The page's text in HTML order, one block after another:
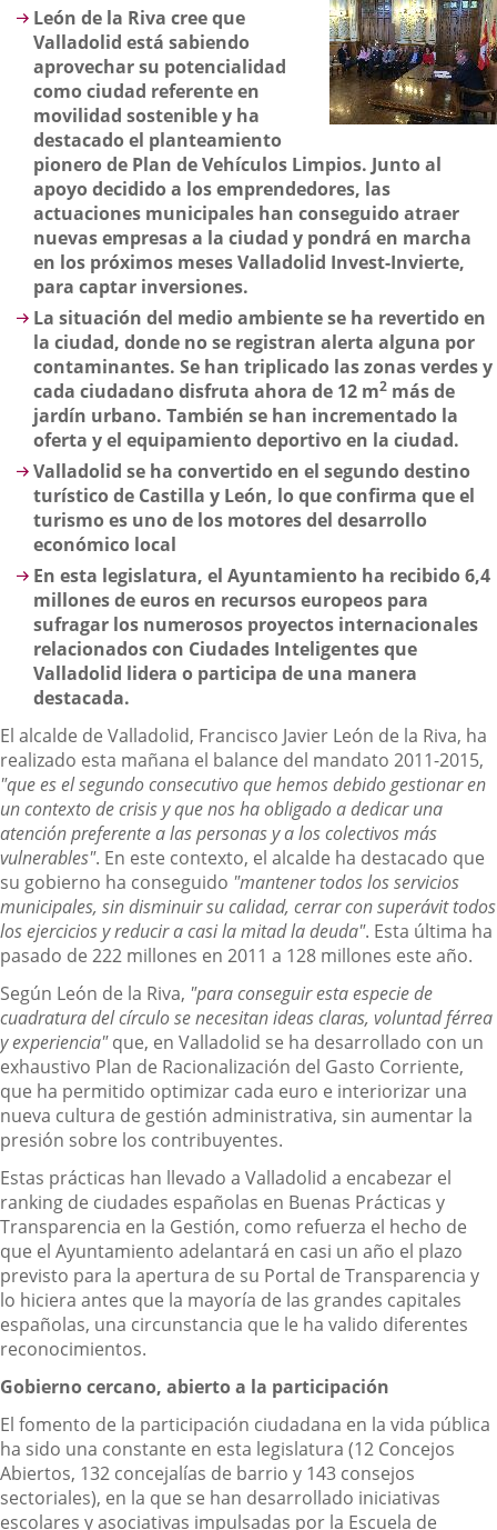
León de la Riva cree que
Valladolid está sabiendo
aprovechar su potencialidad
como ciudad referente en
movilidad sostenible y ha
destacado el planteamiento
pionero de Plan de Vehículos Limpios. Junto al
apoyo decidido a los emprendedores, las
actuaciones municipales han conseguido atraer
nuevas empresas a la ciudad y pondrá en marcha
en los próximos meses Valladolid Invest-Invierte,
para captar inversiones.
La situación del medio ambiente se ha revertido en
la ciudad, donde no se registran alerta alguna por
contaminantes. Se han triplicado las zonas verdes y
cada ciudadano disfruta ahora de 12 m2 más de
jardín urbano. También se han incrementado la
oferta y el equipamiento deportivo en la ciudad.
Valladolid se ha convertido en el segundo destino
turístico de Castilla y León, lo que confirma que el
turismo es uno de los motores del desarrollo
económico local
En esta legislatura, el Ayuntamiento ha recibido6,4
millones de euros en recursos europeos para
sufragar los numerosos proyectos internacionales
relacionados con Ciudades Inteligentes que
Valladolid lidera o participa de una manera
destacada.
El alcalde de Valladolid, Francisco Javier León de la Riva, ha
realizado esta mañana el balance del mandato 2011-2015,
"que es el segundo consecutivo que hemos debido gestionar en
un contexto de crisis y que nos ha obligado a dedicar una
atención preferente a las personas y a los colectivos más
vulnerables". En este contexto, el alcalde ha destacado que
su gobierno ha conseguido "mantener todos los servicios
municipales, sin disminuir su calidad, cerrar con superávit todos
los ejercicios y reducir a casi la mitad la deuda". Esta última ha
pasado de 222 millones en 2011 a 128 millones este año.
Según León de la Riva, "para conseguir esta especie de
cuadratura del círculo se necesitan ideas claras, voluntad férrea
y experiencia"que, en Valladolid se ha desarrollado con un
exhaustivo Plan de Racionalización del Gasto Corriente,
que ha permitido optimizar cada euro e interiorizar una
nueva cultura de gestión administrativa, sin aumentar la
presión sobre los contribuyentes.
Estas prácticas han llevado a Valladolid a encabezar el
ranking de ciudades españolas en Buenas Prácticas y
Transparencia en la Gestión, como refuerza el hecho de
que el Ayuntamiento adelantará en casi un año el plazo
previsto para la apertura de su Portal de Transparencia y
lo hiciera antes que la mayoría de las grandes capitales
españolas, una circunstancia que le ha valido diferentes
reconocimientos.
Gobierno cercano, abierto a la participación
El fomento de la participación ciudadana en la vida pública
ha sido una constante en esta legislatura (12 Concejos
Abiertos, 132 concejalías de barrio y 143 consejos
sectoriales), en la que se han desarrollado iniciativas
escolares y asociativas impulsadas por la Escuela de